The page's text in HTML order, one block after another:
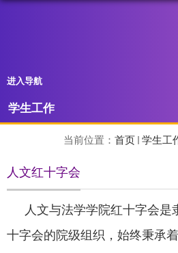
进入导航
学生工作
当前位置： 首页 学生工
人文红十字会
人文与法学学院红十字会是
十字会的院级组织，始终秉承